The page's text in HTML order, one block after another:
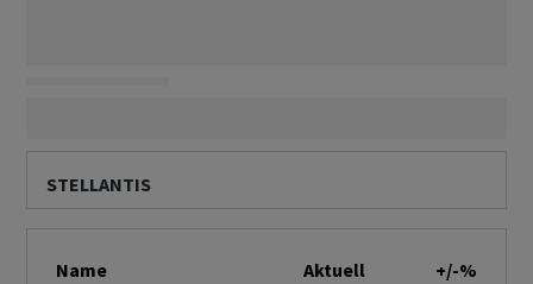
STELLANTIS
Name Aktuell
+/-%